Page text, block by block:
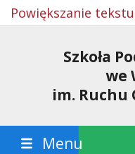
Powiększanie tekstu
Szkoła
we
im. Ruchu
Menu